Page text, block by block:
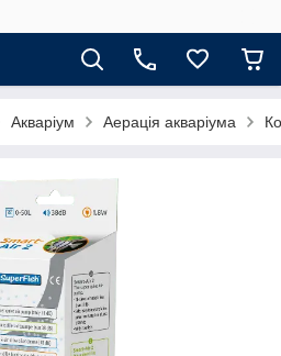
Акваріум Аерація акваріума